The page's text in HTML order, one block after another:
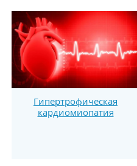
Гипертрофическая
кардиомиопатия